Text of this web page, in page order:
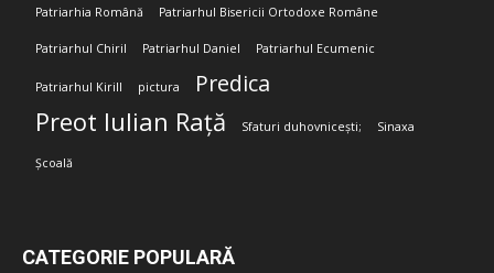
Patriarhia Română Patriarhul Bisericii Ortodoxe Române
Patriarhul Chiril Patriarhul Daniel Patriarhul Ecumenic
Patriarhul Kirill pictura Predica
Preot Iulian Rață Sfaturi duhovnicești; Sinaxa
Școală
CATEGORIE POPULARĂ